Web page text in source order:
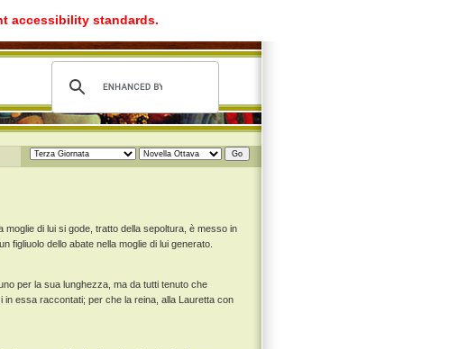
accessibility standards.
di lui si gode, tratto della sepoltura, è messo in
figliuolo dello abate nella moglie di lui generato.
per la sua lunghezza, ma da tutti tenuto che
essa raccontati; per che la reina, alla Lauretta con